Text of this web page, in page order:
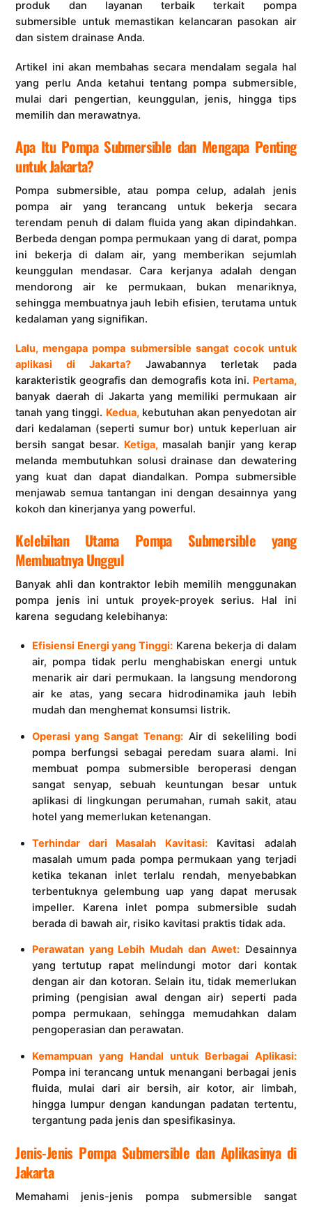
produk dan layanan terbaik terkait pompa
submersible untuk memastikan kelancaran pasokan air
dan sistem drainase Anda.
Artikel ini akan membahas secara mendalam segala hal
yang perlu Anda ketahui tentang pompa submersible,
mulai dari pengertian, keunggulan, jenis, hingga tips
memilih dan merawatnya.
Apa Itu Pompa Submersible dan Mengapa Penting
untuk Jakarta?
Pompa submersible, atau pompa celup, adalah jenis
pompa air yang terancang untuk bekerja secara
terendam penuh di dalam fluida yang akan dipindahkan.
Berbeda dengan pompa permukaan yang di darat, pompa
ini bekerja di dalam air, yang memberikan sejumlah
keunggulan mendasar. Cara kerjanya adalah dengan
mendorong air ke permukaan, bukan menariknya,
sehingga membuatnya jauh lebih efisien, terutama untuk
kedalaman yang signifikan.
Lalu, mengapa pompa submersible sangat cocok untuk
aplikasi di Jakarta? Jawabannya terletak pada
karakteristik geografis dan demografis kota ini. Pertama,
banyak daerah di Jakarta yang memiliki permukaan air
tanah yang tinggi. Kedua, kebutuhan akan penyedotan air
dari kedalaman (seperti sumur bor) untuk keperluan air
bersih sangat besar. Ketiga,masalah banjir yang kerap
melanda membutuhkan solusi drainase dan dewatering
yang kuat dan dapat diandalkan. Pompa submersible
menjawab semua tantangan ini dengan desainnya yang
kokoh dan kinerjanya yang powerful.
Kelebihan Utama Pompa Submersible yang
Membuatnya Unggul
Banyak ahli dan kontraktor lebih memilih menggunakan
pompa jenis ini untuk proyek-proyek serius. Hal ini
karena segudang kelebihanya:
Efisiensi Energi yang Tinggi: Karena bekerja di dalam
air, pompa tidak perlu menghabiskan energi untuk
menarik air dari permukaan. Ia langsung mendorong
air ke atas, yang secara hidrodinamika jauh lebih
mudah dan menghemat konsumsi listrik.
Operasi yang Sangat Tenang:Air di sekeliling bodi
pompa berfungsi sebagai peredam suara alami. Ini
membuat pompa submersible beroperasi dengan
sangat senyap, sebuah keuntungan besar untuk
aplikasi di lingkungan perumahan, rumah sakit, atau
hotel yang memerlukan ketenangan.
Terhindar dari Masalah Kavitasi:Kavitasi adalah
masalah umum pada pompa permukaan yang terjadi
ketika tekanan inlet terlalu rendah, menyebabkan
terbentuknya gelembung uap yang dapat merusak
impeller. Karena inlet pompa submersible sudah
berada di bawah air, risiko kavitasi praktis tidak ada.
Perawatan yang Lebih Mudah dan Awet:Desainnya
yang tertutup rapat melindungi motor dari kontak
dengan air dan kotoran. Selain itu, tidak memerlukan
priming (pengisian awal dengan air) seperti pada
pompa permukaan, sehingga memudahkan dalam
pengoperasian dan perawatan.
Kemampuan yang Handal untuk Berbagai Aplikasi:
Pompa ini terancang untuk menangani berbagai jenis
fluida, mulai dari air bersih, air kotor, air limbah,
hingga lumpur dengan kandungan padatan tertentu,
tergantung pada jenis dan spesifikasinya.
Jenis-Jenis Pompa Submersible dan Aplikasinya di
Jakarta
Memahami jenis-jenis pompa submersible sangat